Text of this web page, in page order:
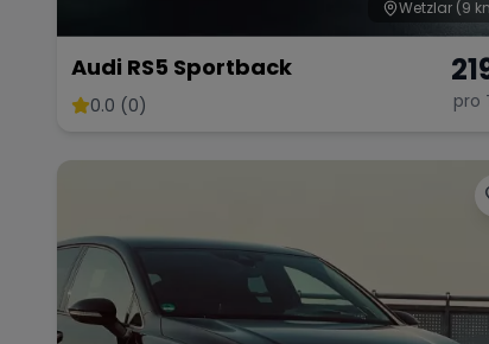
Wetzlar (9
Audi RS5 Sportback
0.0 (0) pro